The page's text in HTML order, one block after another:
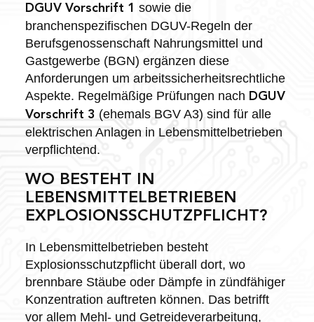
DGUV Vorschrift 1
sowie die
branchenspezifischen DGUV-Regeln der
Berufsgenossenschaft Nahrungsmittel und
Gastgewerbe (BGN) ergänzen diese
Anforderungen um arbeitssicherheitsrechtliche
Aspekte. Regelmäßige Prüfungen nach DGUV
Vorschrift 3 (ehemals BGV A3) sind für alle
elektrischen Anlagen in Lebensmittelbetrieben
verpflichtend.
WO BESTEHT IN
LEBENSMITTELBETRIEBEN
EXPLOSIONSSCHUTZPFLICHT?
In Lebensmittelbetrieben besteht
Explosionsschutzpflicht überall dort, wo
brennbare Stäube oder Dämpfe in zündfähiger
Konzentration auftreten können. Das betrifft
vor allem Mehl- und Getreideverarbeitung,